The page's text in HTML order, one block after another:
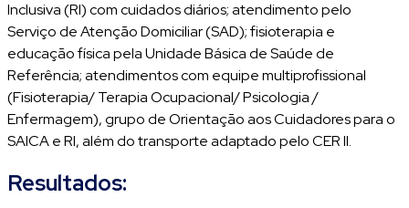
Inclusiva (RI) com cuidados diários; atendimento pelo
Serviço de Atenção Domiciliar (SAD); fisioterapia e
educação física pela Unidade Básica de Saúde de
Referência; atendimentos com equipe multiprofissional
(Fisioterapia/ Terapia Ocupacional/ Psicologia /
Enfermagem), grupo de Orientação aos Cuidadores para o
SAICA e RI, além do transporte adaptado pelo CER II.
Resultados: